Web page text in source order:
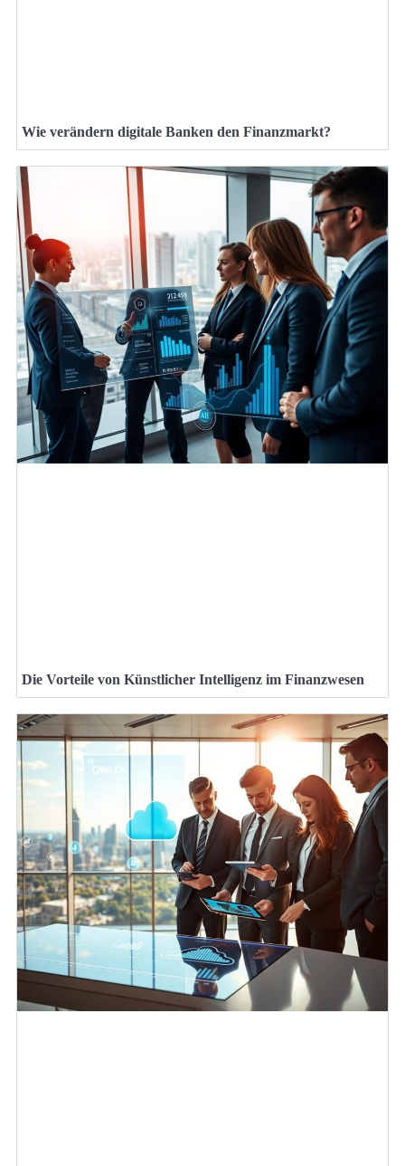
Wie verändern digitale Banken den Finanzmarkt?
Die Vorteile von Künstlicher Intelligenz im Finanzwesen